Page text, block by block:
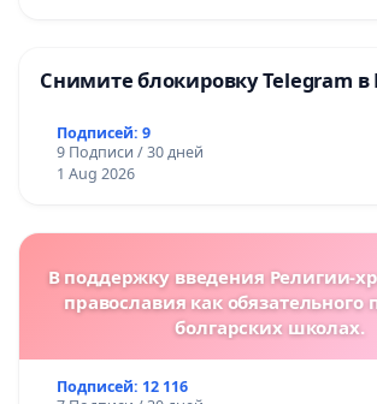
Снимите блокировку Telegram в
Подписей: 9
9 Подписи / 30 дней
1 Aug 2026
В поддержку введения Религии-
православия как обязательного
болгарских школах.
Подписей: 12 116